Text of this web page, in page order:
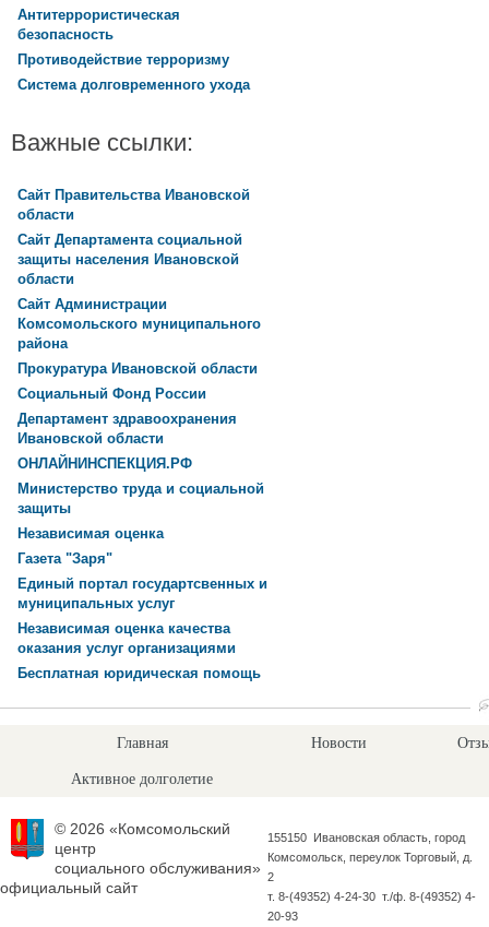
Антитеррористическая
безопасность
Противодействие терроризму
Система долговременного ухода
Важные ссылки:
Сайт Правительства Ивановской
области
Сайт Департамента социальной
защиты населения Ивановской
области
Сайт Администрации
Комсомольского муниципального
района
Прокуратура Ивановской области
Социальный Фонд России
Департамент здравоохранения
Ивановской области
ОНЛАЙНИНСПЕКЦИЯ.РФ
Министерство труда и социальной
защиты
Независимая оценка
Газета "Заря"
Единый портал государтсвенных и
муниципальных услуг
Независимая оценка качества
оказания услуг организациями
Бесплатная юридическая помощь
Главная Новости
Активное долголетие
© 2026 «Комсомольский
центр
социального обслуживания»
официальный сайт
155150 Ивановская область, город
Комсомольск, переулок Торговый, д.
2
т. 8-(49352) 4-24-30 т./ф. 8-(49352) 4-
20-93